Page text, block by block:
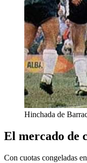
Hinchada de
El mercado de
Con cuotas congeladas